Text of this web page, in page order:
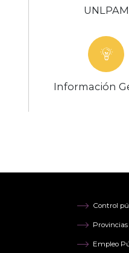
UNLPAM
Información
Control
Empleo